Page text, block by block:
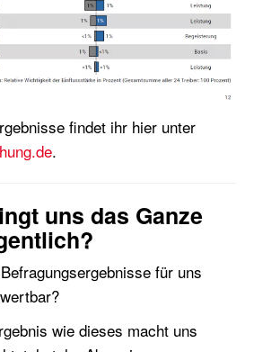
findet ihr hier unter
.
uns das Ganze
für uns
wie dieses macht uns